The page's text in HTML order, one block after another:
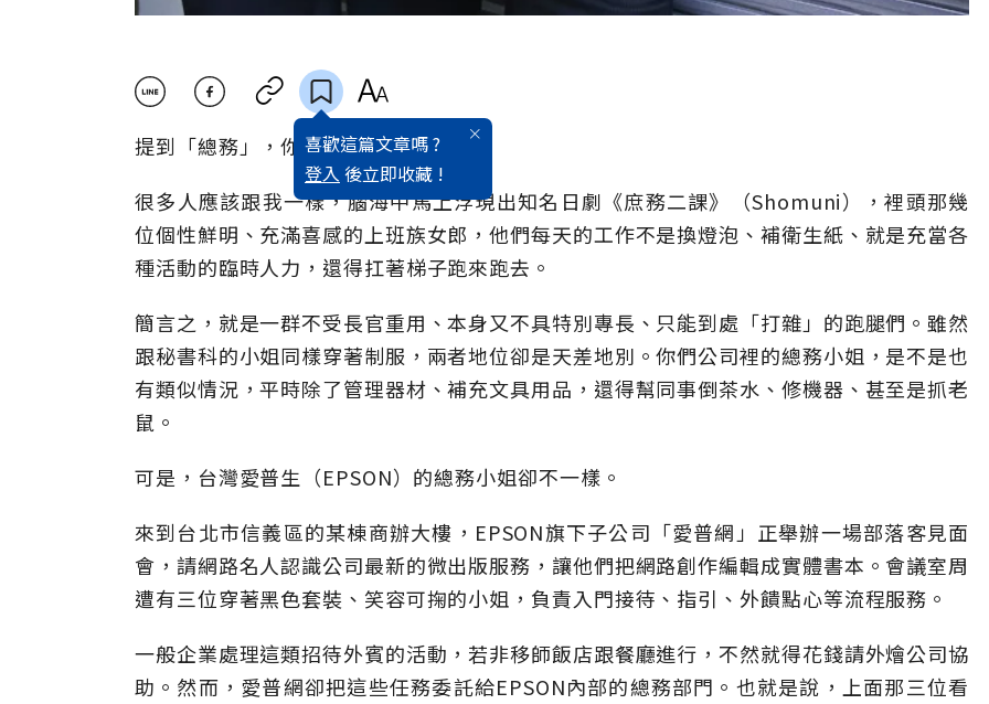
喜歡這篇文章嗎 ?
登入 後立即收藏 !
提到「總務」，你會想到什麼？
很多人應該跟我一樣，腦海中馬上浮現出知名日劇《庶務二課》（Shomuni），裡頭那幾
位個性鮮明、充滿喜感的上班族女郎，他們每天的工作不是換燈泡、補衛生紙、就是充當各
種活動的臨時人力，還得扛著梯子跑來跑去。
簡言之，就是一群不受長官重用、本身又不具特別專長、只能到處「打雜」的跑腿們。雖然
跟秘書科的小姐同樣穿著制服，兩者地位卻是天差地別。你們公司裡的總務小姐，是不是也
有類似情況，平時除了管理器材、補充文具用品，還得幫同事倒茶水、修機器、甚至是抓老
鼠。
可是，台灣愛普生（EPSON）的總務小姐卻不一樣。
來到台北市信義區的某棟商辦大樓，EPSON旗下子公司「愛普網」正舉辦一場部落客見面
會，請網路名人認識公司最新的微出版服務，讓他們把網路創作編輯成實體書本。會議室周
遭有三位穿著黑色套裝、笑容可掬的小姐，負責入門接待、指引、外饋點心等流程服務。
一般企業處理這類招待外賓的活動，若非移師飯店跟餐廳進行，不然就得花錢請外燴公司協
助。然而，愛普網卻把這些任務委託給EPSON內部的總務部門。也就是說，上面那三位看